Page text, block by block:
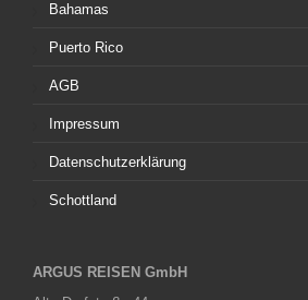
Bahamas
Puerto Rico
AGB
Impressum
Datenschutzerklärung
Schottland
ARGUS REISEN GmbH